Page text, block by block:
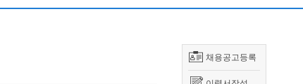
채용공고등록